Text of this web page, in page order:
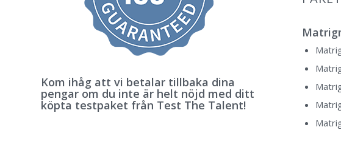
Kom ihåg att vi betalar tillbaka dina
pengar om du inte är helt nöjd med ditt
köpta testpaket från Test The Talent!